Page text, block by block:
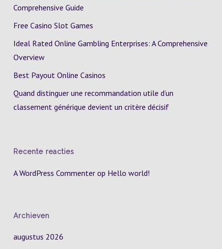
Comprehensive Guide
Free Casino Slot Games
Ideal Rated Online Gambling Enterprises: A Comprehensive
Overview
Best Payout Online Casinos
Quand distinguer une recommandation utile d’un
classement générique devient un critère décisif
Recente reacties
A WordPress Commenterop Hello world!
Archieven
augustus 2026